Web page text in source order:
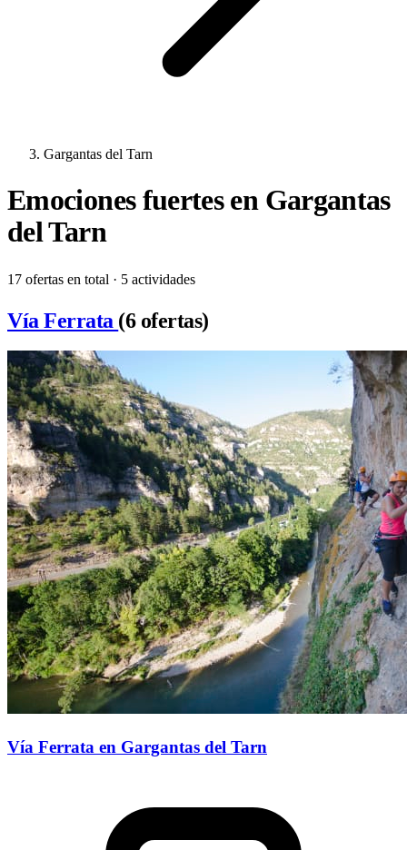
Gargantas del Tarn
Emociones fuertes en Gargantas
del Tarn
17 ofertas en total · 5 actividades
Vía Ferrata (6 ofertas)
Vía Ferrata en Gargantas del Tarn